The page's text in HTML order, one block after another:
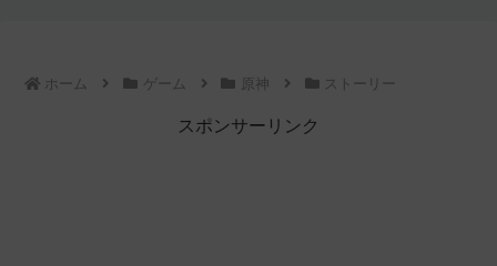
ホーム ゲーム 原神 ストーリー
スポンサーリンク